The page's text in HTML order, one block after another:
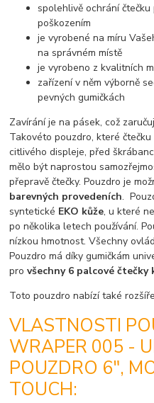
spolehlivě ochrání
poškozením
je vyrobené na míru
na správném místě
je vyrobeno z kvalitních
zařízení v něm výborně
pevných gumičkách
Zavírání je na pásek, což
Takovéto pouzdro, které
citlivého displeje, před
mělo být naprostou
přepravě čtečky. Pouzdro je
barevných provedeních.
syntetické EKO kůže, u které
po několika letech používání.
nízkou hmotnost. Všechny
Pouzdro má díky gumičkám
provšechny 6 palcové čtečky
Toto pouzdro nabízí také
VLASTNOSTI
WRAPER 005 -
POUZDRO 6",
TOUCH: